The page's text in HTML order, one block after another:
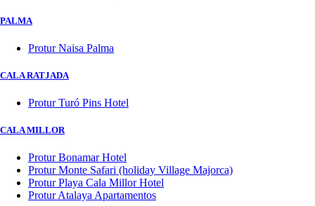
PALMA
Protur Naisa Palma
CALA RATJADA
Protur Turó Pins Hotel
CALA MILLOR
Protur Bonamar Hotel
Protur Monte Safari (holiday Village Majorca)
Protur Playa Cala Millor Hotel
Protur Atalaya Apartamentos